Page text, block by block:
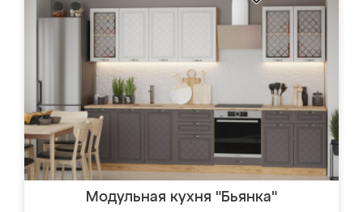
Модульная кухня "Бьянка"